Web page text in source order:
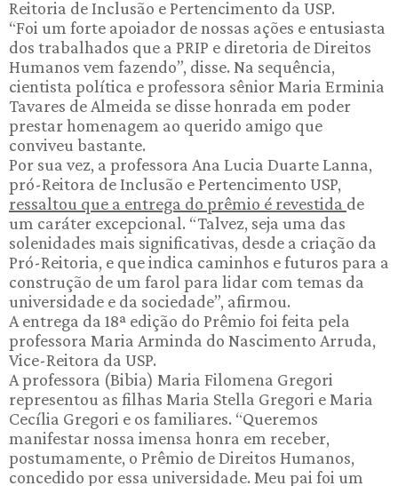
Reitoria de Inclusão e Pertencimento da USP.
“Foi um forte apoiador de nossas ações e entusiasta
dos trabalhados que a PRIP e diretoria de Direitos
Humanos vem fazendo”, disse. Na sequência,
cientista política e professora sênior Maria Erminia
Tavares de Almeida se disse honrada em poder
prestar homenagem ao querido amigo que
conviveu bastante.
Por sua vez, a professora Ana Lucia Duarte Lanna,
pró-Reitora de Inclusão e Pertencimento USP,
ressaltou que a entrega do prêmio é revestida de
um caráter excepcional. “Talvez, seja uma das
solenidades mais significativas, desde a criação da
Pró-Reitoria, e que indica caminhos e futuros para a
construção de um farol para lidar com temas da
universidade e da sociedade”, afirmou.
A entrega da 18ª edição do Prêmio foi feita pela
professora Maria Arminda do Nascimento Arruda,
Vice-Reitora da USP.
A professora (Bibia) Maria Filomena Gregori
representou as filhas Maria Stella Gregori e Maria
Cecília Gregori e os familiares. “Queremos
manifestar nossa imensa honra em receber,
postumamente, o Prêmio de Direitos Humanos,
concedido por essa universidade. Meu pai foi um